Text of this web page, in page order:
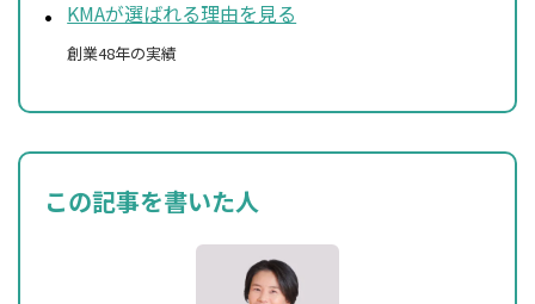
KMAが選ばれる理由を見る
創業48年の実績
この記事を書いた人